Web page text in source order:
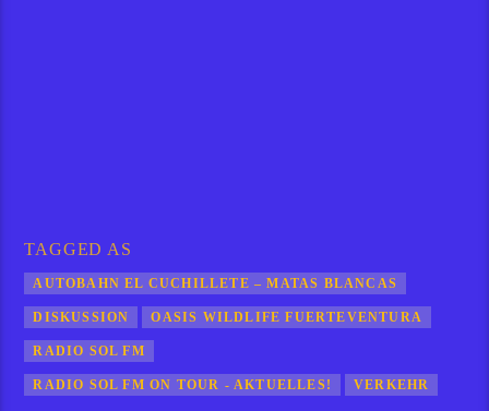
TAGGED AS
AUTOBAHN EL CUCHILLETE – MATAS BLANCAS
DISKUSSION OASIS WILDLIFE FUERTEVENTURA
RADIO SOL FM
RADIO SOL FM ON TOUR - AKTUELLES! VERKEHR